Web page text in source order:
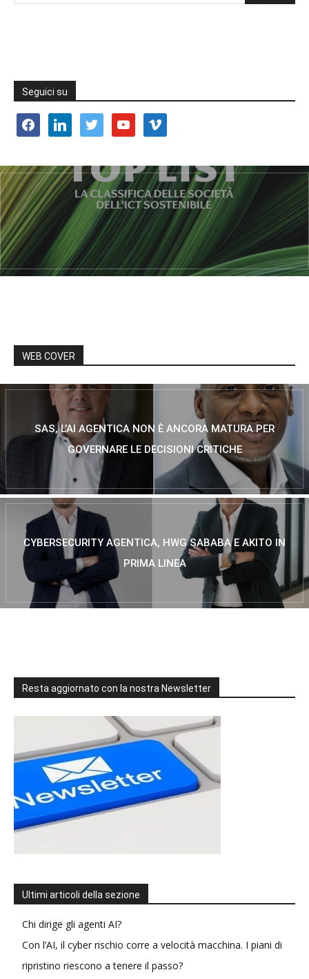
Seguici su
facebooklinkedin twitter youtube vimeo
WEB COVER
SAS, L’AI AGENTICA NON È ANCORA MATURA PER
GOVERNARE LE DECISIONI CRITICHE
CYBERSECURITY AGENTICA, HWG SABABA E AKITO IN
PRIMA LINEA
Resta aggiornato con la nostra Newsletter
Ultimi articoli della sezione
Chi dirige gli agenti AI?
Con l’AI, il cyber rischio corre a velocità macchina. I piani di
ripristino riescono a tenere il passo?